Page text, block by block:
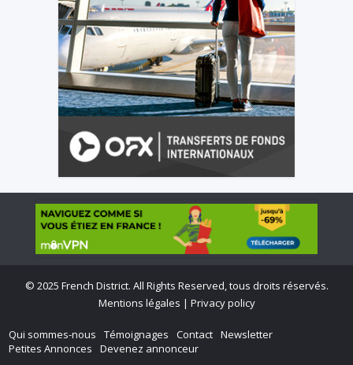
© 2025 French District. All Rights Reserved, tous droits réservés.
Mentions légales | Privacy policy
Qui sommes-nous Témoignages Contact Newsletter
Petites Annonces
Devenez annonceur